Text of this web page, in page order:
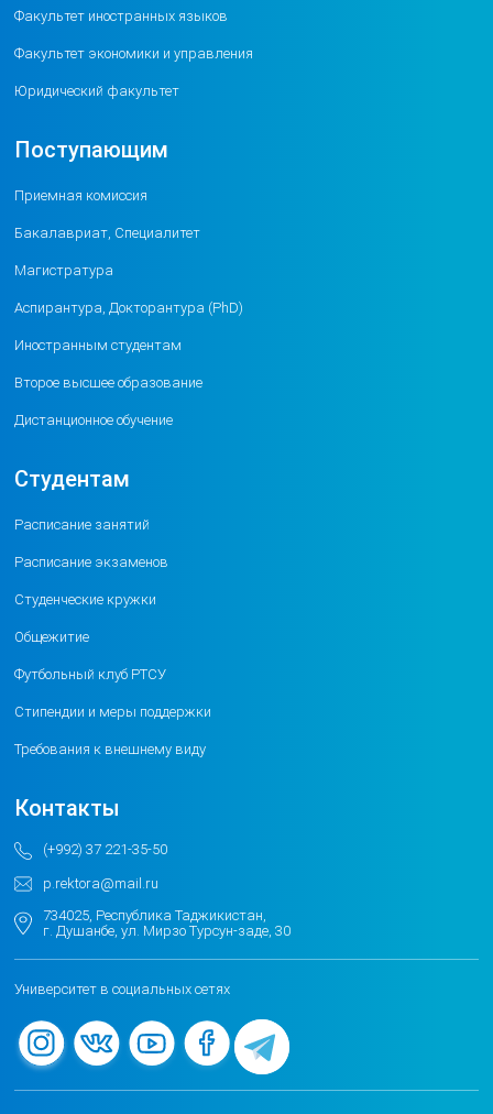
Факультет иностранных языков
Факультет экономики и управления
Юридический факультет
Поступающим
Приемная комиссия
Бакалавриат, Специалитет
Магистратура
Аспирантура, Докторантура (PhD)
Иностранным студентам
Второе высшее образование
Дистанционное обучение
Студентам
Расписание занятий
Расписание экзаменов
Студенческие кружки
Общежитие
Футбольный клуб РТСУ
Стипендии и меры поддержки
Требования к внешнему виду
Контакты
(+992) 37 221-35-50
p.rektora@mail.ru
734025, Республика Таджикистан,
г. Душанбе, ул. Мирзо Турсун-заде, 30
Университет в социальных сетях